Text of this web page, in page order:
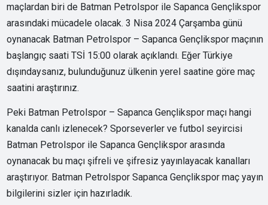
maçlardan biri de Batman Petrolspor ile Sapanca Gençlikspor
arasındaki mücadele olacak. 3 Nisa 2024 Çarşamba günü
oynanacak Batman Petrolspor – Sapanca Gençlikspor maçının
başlangıç saati TSİ 15:00 olarak açıklandı. Eğer Türkiye
dışındaysanız, bulunduğunuz ülkenin yerel saatine göre maç
saatini araştırınız.
Peki Batman Petrolspor – Sapanca Gençlikspor maçı hangi
kanalda canlı izlenecek? Sporseverler ve futbol seyircisi
Batman Petrolspor ile Sapanca Gençlikspor arasında
oynanacak bu maçı şifreli ve şifresiz yayınlayacak kanalları
araştırıyor. Batman Petrolspor Sapanca Gençlikspor maç yayın
bilgilerini sizler için hazırladık.